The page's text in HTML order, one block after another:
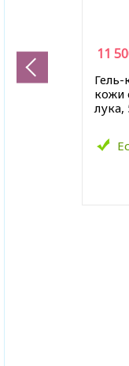
кожи
лука,
11